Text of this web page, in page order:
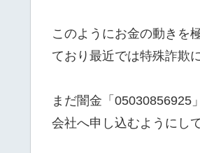
このようにお金の動きを
ており最近では特殊詐欺
まだ闇金「05030856925
会社へ申し込むようにし